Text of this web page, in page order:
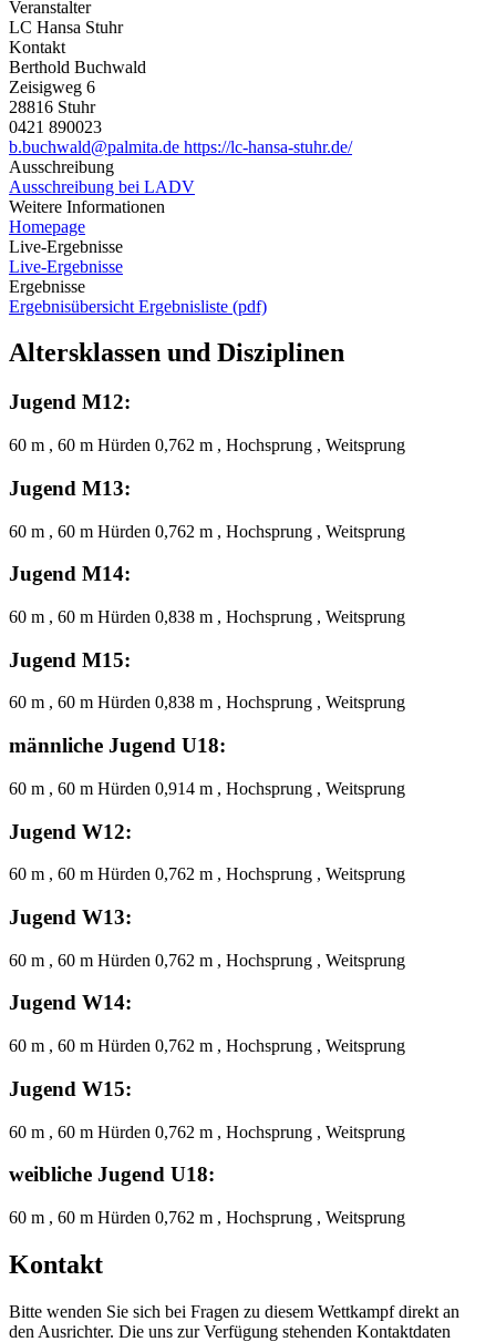
Veranstalter
LC Hansa Stuhr
Kontakt
Berthold Buchwald
Zeisigweg 6
28816 Stuhr
0421 890023
b.buchwald@palmita.de https://lc-hansa-stuhr.de/
Ausschreibung
Ausschreibung bei LADV
Weitere Informationen
Homepage
Live-Ergebnisse
Live-Ergebnisse
Ergebnisse
Ergebnisübersicht Ergebnisliste (pdf)
Altersklassen und Disziplinen
Jugend M12:
60 m , 60 m Hürden 0,762 m , Hochsprung , Weitsprung
Jugend M13:
60 m , 60 m Hürden 0,762 m , Hochsprung , Weitsprung
Jugend M14:
60 m , 60 m Hürden 0,838 m , Hochsprung , Weitsprung
Jugend M15:
60 m , 60 m Hürden 0,838 m , Hochsprung , Weitsprung
männliche Jugend U18:
60 m , 60 m Hürden 0,914 m , Hochsprung , Weitsprung
Jugend W12:
60 m , 60 m Hürden 0,762 m , Hochsprung , Weitsprung
Jugend W13:
60 m , 60 m Hürden 0,762 m , Hochsprung , Weitsprung
Jugend W14:
60 m , 60 m Hürden 0,762 m , Hochsprung , Weitsprung
Jugend W15:
60 m , 60 m Hürden 0,762 m , Hochsprung , Weitsprung
weibliche Jugend U18:
60 m , 60 m Hürden 0,762 m , Hochsprung , Weitsprung
Kontakt
Bitte wenden Sie sich bei Fragen zu diesem Wettkampf direkt an
den Ausrichter. Die uns zur Verfügung stehenden Kontaktdaten